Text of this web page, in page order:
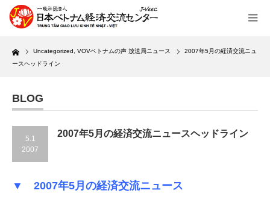
Home Uncategorized VOVベトナムの声 放送局ニュース
2007年5月の経済交流ニュ
ースヘッドライン
BLOG
5.1
2007
2007年5月の経済交流ニュースヘッドライン
▼ 2007年5月の経済交流ニュース